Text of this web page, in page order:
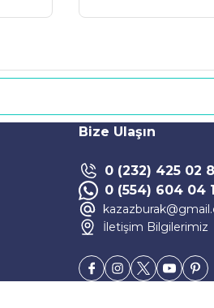
Bize Ulaşın
0 (232) 425 02
0 (554) 604 04
İletişim Bilgilerimiz